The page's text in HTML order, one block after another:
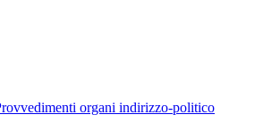
organi indirizzo-politico